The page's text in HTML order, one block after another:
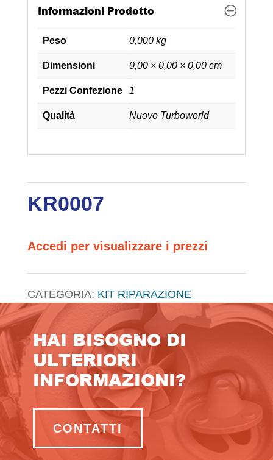
Informazioni Prodotto
Peso 0,000 kg
Dimensioni 0,00 × 0,00 × 0,00 cm
Pezzi Confezione 1
Qualità Nuovo Turboworld
KR0007
Accedi per visualizzare i prezzi
CATEGORIA: KIT RIPARAZIONE
HAI BISOGNO DI
ULTERIORI
INFORMAZIONI?
CONTATTI